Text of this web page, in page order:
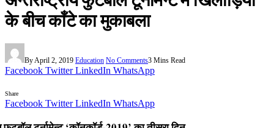
के बीच काँटे का मुकाबला
ByApril 2, 2019 Education No Comments3 Mins Read
Facebook Twitter LinkedIn WhatsApp
Share
Facebook Twitter LinkedIn WhatsApp